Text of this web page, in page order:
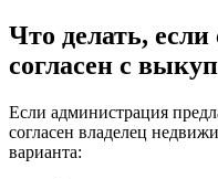
Что делать,
согласен с
Если администрация
согласен владелец
варианта: